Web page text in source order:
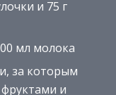
и 75 г
мл молока
за которым
фруктами и